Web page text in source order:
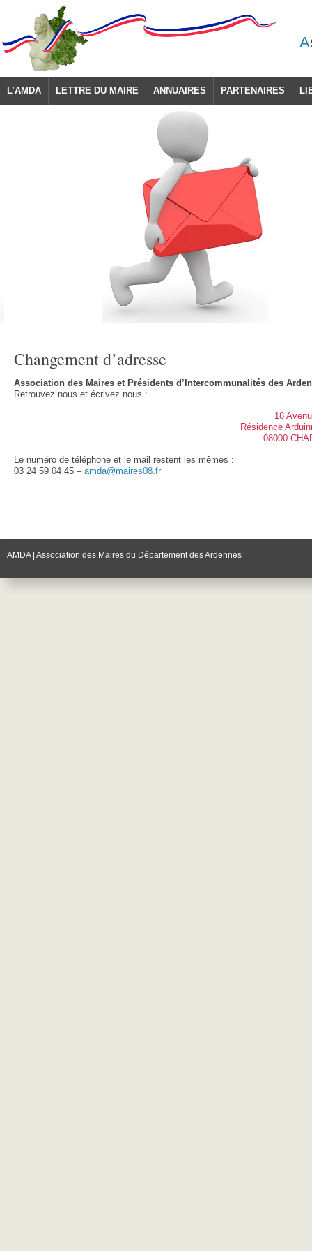
A
L’AMDA LETTRE DU MAIRE ANNUAIRES PARTENAIRES
Changement d’adresse
Association des Maires et Présidents d’Intercommunalités des
Retrouvez nous et écrivez nous :
18
Résidence
08000
Le numéro de téléphone et le mail restent les mêmes :
03 24 59 04 45 – amda@maires08.fr
AMDA | Association des Maires du Département des Ardennes